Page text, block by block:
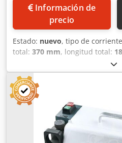
Información de
precio
Estado: nuevo, tipo de
total: 370 mm, longitud total:
230 V
5.300 rpm, peso total:10 kg,
duración de la garantía:
CV), diámetro de rectificado:
un diámetro de 2 mm a 13
grados. Velocidad de afilado:
CBN 200. Motor: 230 V/1F/180
Peso: 10 kg.